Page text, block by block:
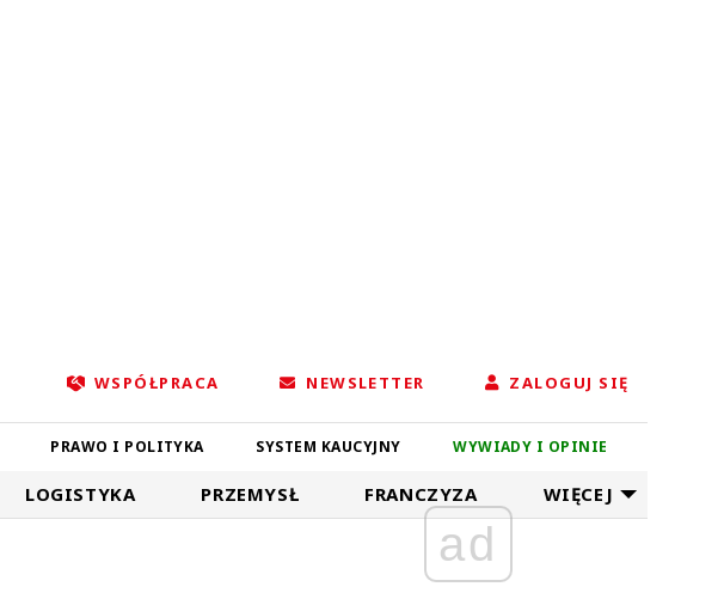
WSPÓŁPRACA NEWSLETTER ZALOGUJ SIĘ
PRAWO I POLITYKA SYSTEM KAUCYJNY WYWIADY I OPINIE
LOGISTYKA PRZEMYSŁ FRANCZYZA WIĘCEJ
ad